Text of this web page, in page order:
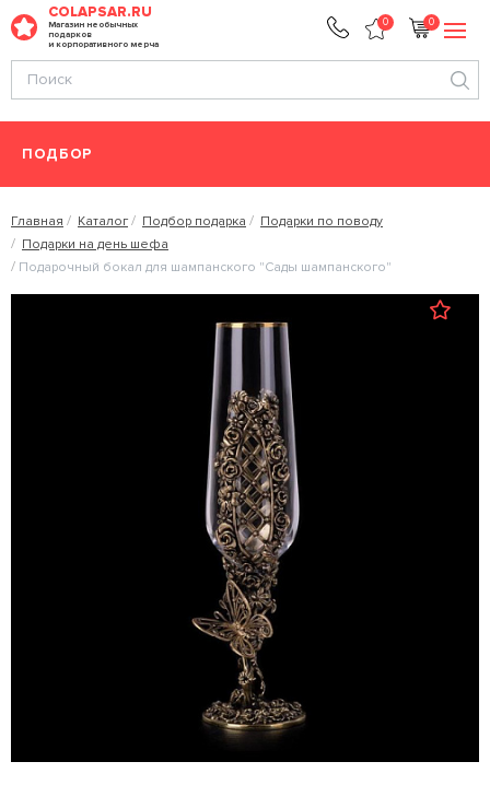
COLAPSAR.RU
Магазин необычных
подарков
и корпоративного мерча
0 0
ПОДБОР
Главная Каталог Подбор подарка
Подарки по поводу
Подарки на день шефа
Подарочный бокал для шампанского "Сады шампанского"